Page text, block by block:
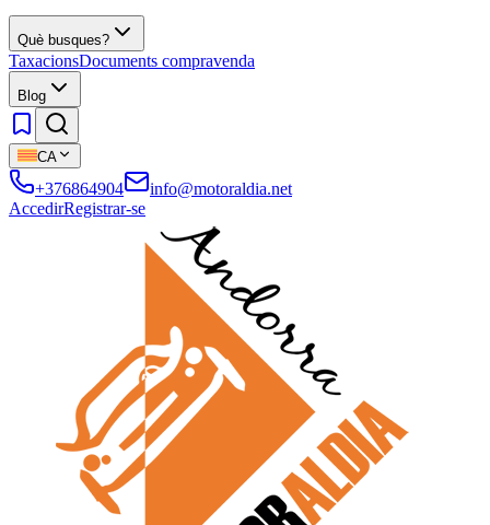
Què busques?
TaxacionsDocuments compravenda
Blog
CA
+376864904
info@motoraldia.net
AccedirRegistrar-se